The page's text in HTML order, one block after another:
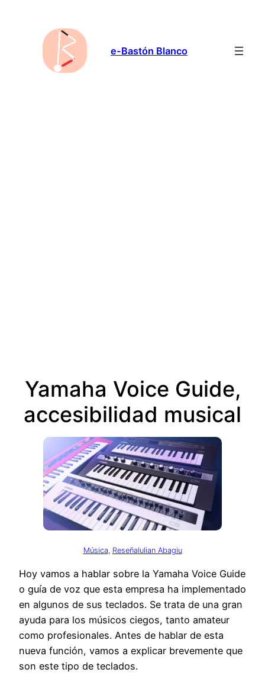
contenido
e-Bastón Blanco
Yamaha Voice Guide,
accesibilidad musical
Música, ReseñaIulian Abagiu
Hoy vamos a hablar sobre la Yamaha Voice Guide
o guía de voz que esta empresa ha implementado
en algunos de sus teclados. Se trata de una gran
ayuda para los músicos ciegos, tanto amateur
como profesionales. Antes de hablar de esta
nueva función, vamos a explicar brevemente que
son este tipo de teclados.